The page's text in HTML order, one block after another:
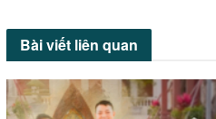
Bài viết liên quan